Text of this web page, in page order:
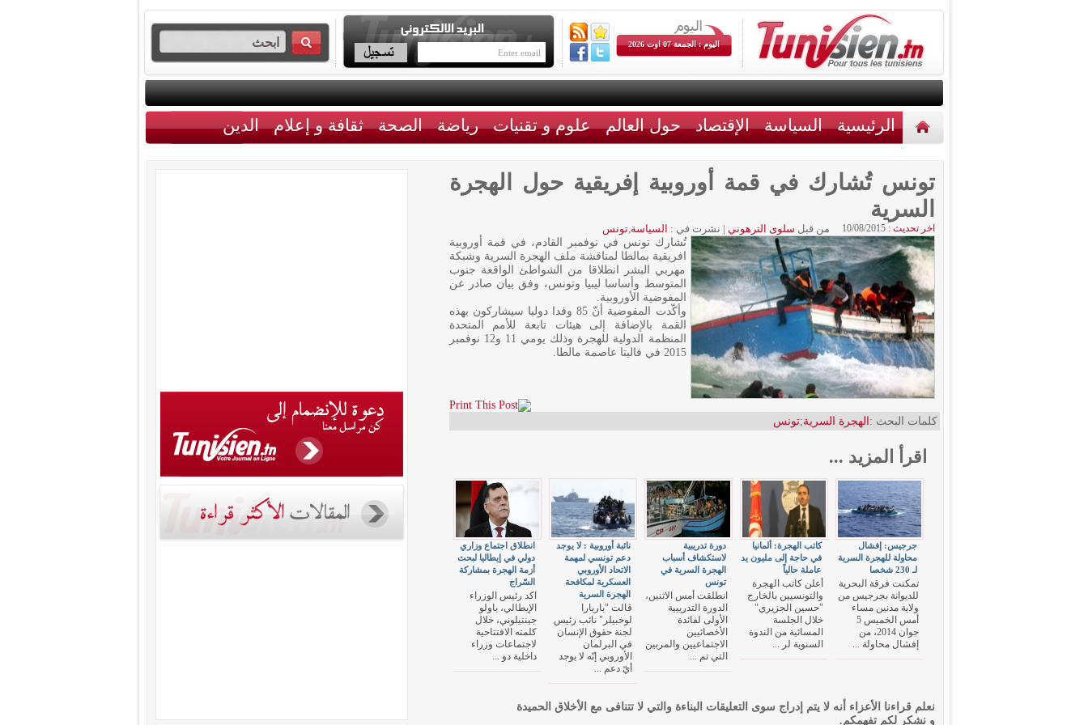
اليوم : الجمعة 07 اوت 2026
الرئيسية السياسة الإقتصاد حول العالم علوم و تقنيات رياضة الصحة ثقافة و إعلام الدين
أخبار مختلفة
تونس تُشارك في قمة أوروبية إفريقية حول الهجرة
السرية
اخر تحديث : 10/08/2015 من قبل سلوى الترهوني | نشرت في : السياسة,تونس
تُشارك تونس في نوفمبر القادم، في قمة أوروبية
افريقية بمالطا لمناقشة ملف الهجرة السرية وشبكة
مهربي البشر انطلاقا من الشواطئ الواقعة جنوب
المتوسط وأساسا ليبيا وتونس، وفق بيان صادر عن
المفوضية الأوروبية.
وأكّدت المفوضية أنّ 85 وفدا دوليا سيشاركون بهذه
القمة بالإضافة إلى هيئات تابعة للأمم المتحدة
المنظمة الدولية للهجرة وذلك يومي 11 و12 نوفمبر
2015 في فاليتا عاصمة مالطا.
كلمات البحث : الهجرة السرية;تونس
اقرأ المزيد ...
انطلاق اجتماع وزاري
دولي في إيطاليا لبحث
أزمة الهجرة بمشاركة
السّراج
اكد رئيس الوزراء
الإيطالي، باولو
جينتيلوني، خلال
كلمته الافتتاحية
لاجتماعات وزراء
داخلية دو ...
نائبة أوروبية : لا يوجد
دعم تونسي لمهمة
الاتحاد الأوروبي
العسكرية لمكافحة
الهجرة السرية
قالت "باربارا
لوخبيلر" نائب رئيس
لجنة حقوق الإنسان
في البرلمان
الأوروبي إنّه لا يوجد
أيّ دعم ...
دورة تدريبية
لاستكشاف أسباب
الهجرة السرية في
تونس
انطلقت أمس الاثنين،
الدورة التدريبية
الأولى لفائدة
الأخصائيين
الاجتماعيين والمربين
التي تم ...
كاتب الهجرة: ألمانيا
في حاجة إلى مليون يد
عاملة حالياً
أعلن كاتب الهجرة
والتونسيين بالخارج
"حسين الجزيري"
خلال الجلسة
المسائية من الندوة
السنوية لر ...
جرجيس: إفشال
محاولة للهجرة السرية
لـ 230 شخصا
تمكنت فرقة البحرية
للديوانة بجرجيس من
ولاية مدنين مساء
أمس الخميس 5
جوان 2014، من
إفشال محاولة ...
نعلم قراءنا الأعزاء أنه لا يتم إدراج سوى التعليقات البناءة والتي لا تتنافى مع الأخلاق الحميدة
و نشكر لكم تفهمكم.